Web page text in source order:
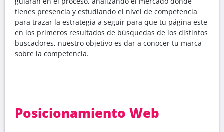
tienes presencia y estudiando el nivel de competencia
para trazar la estrategia a seguir para que tu página este
en los primeros resultados de búsquedas de los distintos
buscadores, nuestro objetivo es dar a conocer tu marca
sobre la competencia.
Posicionamiento Web